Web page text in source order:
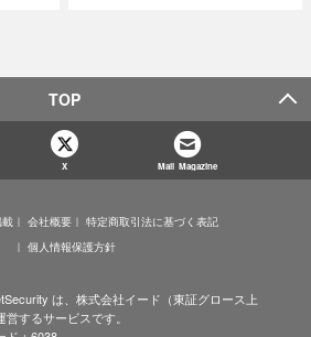
TOP
X Mail Magazine
会社概要
特定商取引法に基づく表記
個人情報保護方針
は、株式会社イード（東証グロース上
営するサービスです。